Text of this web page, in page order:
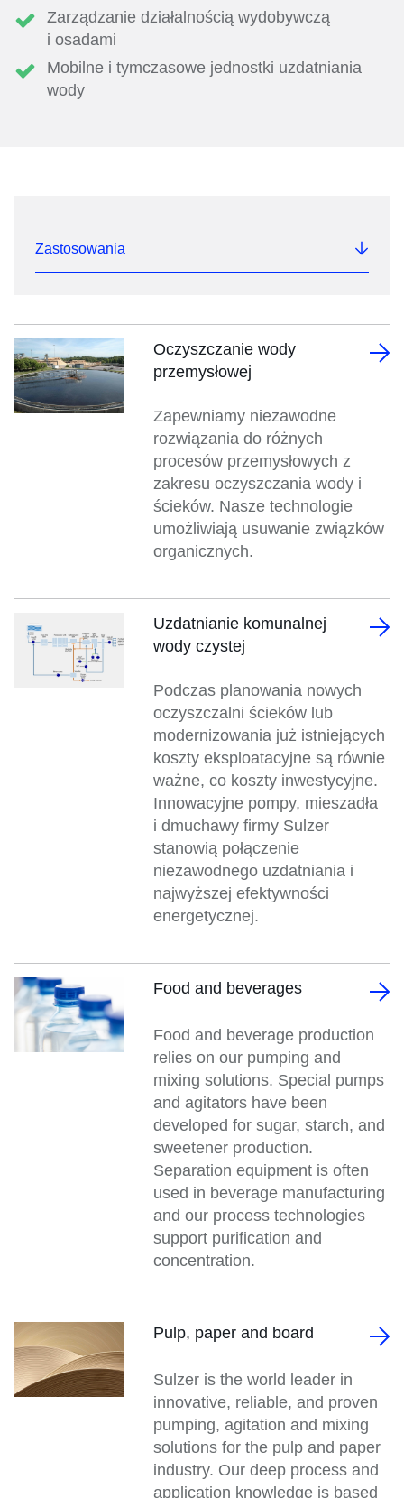
Zarządzanie działalnością wydobywczą
i osadami
Mobilne i tymczasowe jednostki uzdatniania
wody
Zastosowania
Oczyszczanie wody
przemysłowej
Zapewniamy niezawodne
rozwiązania do różnych
procesów przemysłowych z
zakresu oczyszczania wody i
ścieków. Nasze technologie
umożliwiają usuwanie związków
organicznych.
Uzdatnianie komunalnej
wody czystej
Podczas planowania nowych
oczyszczalni ścieków lub
modernizowania już istniejących
koszty eksploatacyjne są równie
ważne, co koszty inwestycyjne.
Innowacyjne pompy, mieszadła
i dmuchawy firmy Sulzer
stanowią połączenie
niezawodnego uzdatniania i
najwyższej efektywności
energetycznej.
Food and beverages
Food and beverage production
relies on our pumping and
mixing solutions. Special pumps
and agitators have been
developed for sugar, starch, and
sweetener production.
Separation equipment is often
used in beverage manufacturing
and our process technologies
support purification and
concentration.
Pulp, paper and board
Sulzer is the world leader in
innovative, reliable, and proven
pumping, agitation and mixing
solutions for the pulp and paper
industry. Our deep process and
application knowledge is based